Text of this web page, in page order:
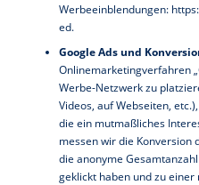
Werbeeinblendungen:
ed.
Google Ads und
Onlinemarketingverfahren
Werbe-Netzwerk zu
Videos, auf Webseiten,
die ein mutmaßliches
messen wir die Konversion
die anonyme
geklickt haben und zu